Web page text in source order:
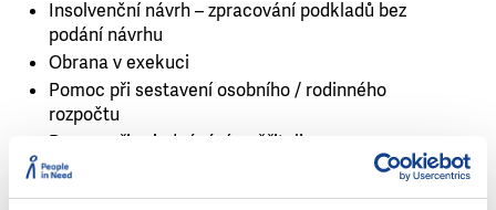
Insolvenční návrh – zpracování podkladů bez
podání návrhu
Obrana v exekuci
Pomoc při sestavení osobního / rodinného
rozpočtu
Pomoc při vyjednávání s věřiteli
Poradenství v případě hrozící nedobrovolné dražby
Poskytování kurzů finanční gramotnosti